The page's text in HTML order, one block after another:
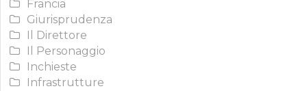
Francia
Giurisprudenza
Il Direttore
Il Personaggio
Inchieste
Infrastrutture